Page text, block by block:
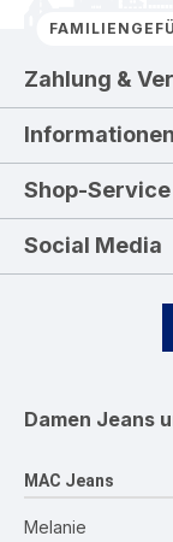
Zahlung &
Informationen
Shop-Service
Social Media
Damen Jeans
MAC Jeans
Melanie